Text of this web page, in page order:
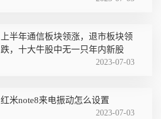
上半年通信板块领涨，退市板块领
跌，十大牛股中无一只年内新股
2023-07-03
红米note8来电振动怎么设置
2023-07-03